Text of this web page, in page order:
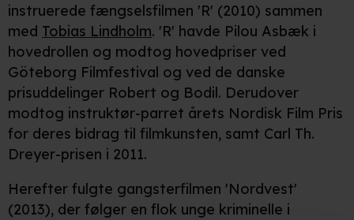
instruerede fængselsfilmen 'R' (2010) sammen
med Tobias Lindholm. 'R' havde Pilou Asbæk i
hovedrollen og modtog hovedpriser ved
Göteborg Filmfestival og ved de danske
prisuddelinger Robert og Bodil. Derudover
modtog instruktør-parret årets Nordisk Film Pris
for deres bidrag til filmkunsten, samt Carl Th.
Dreyer-prisen i 2011.
Herefter fulgte gangsterfilmen 'Nordvest'
(2013), der følger en flok unge kriminelle i